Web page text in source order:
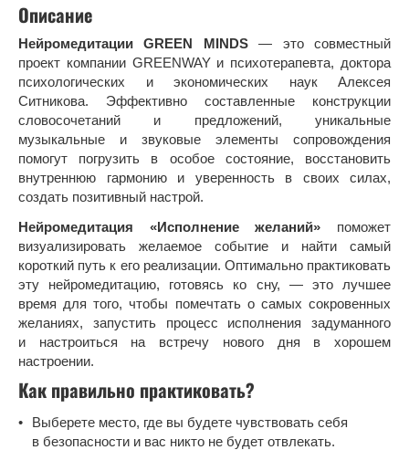
Описание
Нейромедитации GREEN MINDS— это совместный
проект компании GREENWAY и психотерапевта, доктора
психологических и экономических наук Алексея
Ситникова. Эффективно составленные конструкции
словосочетаний и предложений, уникальные
музыкальные и звуковые элементы сопровождения
помогут погрузить в особое состояние, восстановить
внутреннюю гармонию и уверенность в своих силах,
создать позитивный настрой.
Нейромедитация «Исполнение желаний» поможет
визуализировать желаемое событие и найти самый
короткий путь к его реализации. Оптимально практиковать
эту нейромедитацию, готовясь ко сну, — это лучшее
время для того, чтобы помечтать о самых сокровенных
желаниях, запустить процесс исполнения задуманного
и настроиться на встречу нового дня в хорошем
настроении.
Как правильно практиковать?
Выберете место, где вы будете чувствовать себя
в безопасности и вас никто не будет отвлекать.